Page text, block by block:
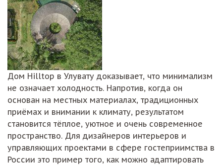
Дом Hilltop в Улувату доказывает, что минимализм
не означает холодность. Напротив, когда он
основан на местных материалах, традиционных
приёмах и внимании к климату, результатом
становится тёплое, уютное и очень современное
пространство. Для дизайнеров интерьеров и
управляющих проектами в сфере гостеприимства в
России это пример того, как можно адаптировать